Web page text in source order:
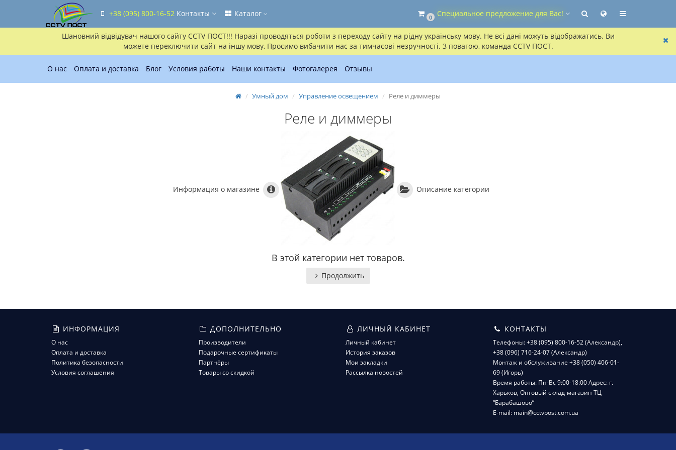
Шановний відвідувач нашого сайту CCTV ПОСТ!!! Наразі проводяться роботи з переходу сайту на рідну українську мову. Не всі дані можуть відображатись. Ви
можете переключити сайт на іншу мову, Просимо вибачити нас за тимчасові незручності. З повагою, команда CCTV ПОСТ.
+38 (095) 800-16-52 Контакты Каталог 0 Специальное предложение для Вас!
О нас Оплата и доставка Блог Условия работы Наши контакты Фотогалерея Отзывы
Умный дом Управление освещением Реле и диммеры
Реле и диммеры
Информация о магазине Описание категории
В этой категории нет товаров.
Продолжить
ИНФОРМАЦИЯ
О нас
Оплата и доставка
Политика безопасности
Условия соглашения
ДОПОЛНИТЕЛЬНО
Производители
Подарочные сертификаты
Партнёры
Товары со скидкой
ЛИЧНЫЙ КАБИНЕТ
Личный кабинет
История заказов
Мои закладки
Рассылка новостей
КОНТАКТЫ
Телефоны: +38 (095) 800-16-52 (Александр),
+38 (096) 716-24-07 (Александр)
Монтаж и обслуживание +38 (050) 406-01-
69 (Игорь)
Время работы: Пн-Вс 9:00-18:00 Адрес: г.
Харьков, Оптовый склад-магазин ТЦ
“Барабашово”
E-mail: main@cctvpost.com.ua